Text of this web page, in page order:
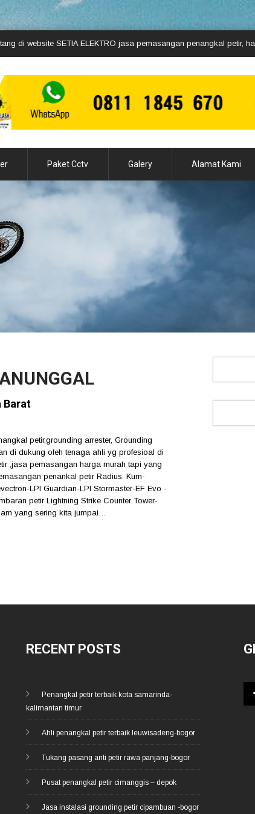
website SETIA ELEKTRO jasa pemasangan penangkal petir, harga
Paket Cctv Galery Alamat Kami
Barat
petir,grounding arrester, Grounding
di dukung oleh tenaga ahli yg profesioal di
,jasa pemasangan harga murah tapi yang
penankal petir Radius. Kurn-
LPI Guardian-LPI Stormaster-EF Evo -
petir Lightning Strike Counter Tower-
yang sering kita jumpai…
RECENT POSTS
Penangkal petir terbaik kota samarinda-
kalimantan timur
Ahli penangkal petir terbaik leuwisadeng-bogor
Tukang pasang anti petir rawa panjang-bogor
Pusat penangkal petir cimanggis – depok
Jasa instalasi grounding petir cipambuan -bogor